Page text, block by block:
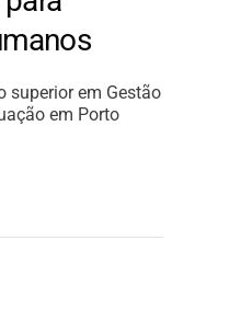
superior em Gestão
em Porto